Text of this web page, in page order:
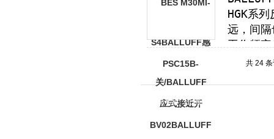
共 24
公司名称：上海乾拓贸易有限公司